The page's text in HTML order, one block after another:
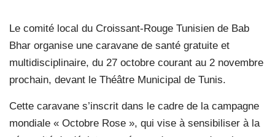
Le comité local du Croissant-Rouge Tunisien de Bab
Bhar organise une caravane de santé gratuite et
multidisciplinaire, du 27 octobre courant au 2 novembre
prochain, devant le Théâtre Municipal de Tunis.
Cette caravane s’inscrit dans le cadre de la campagne
mondiale « Octobre Rose », qui vise à sensibiliser à la